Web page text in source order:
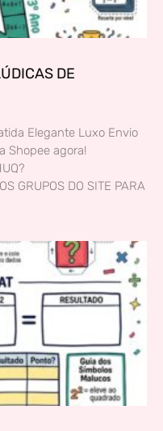
DE
Elegante Luxo Envio
Shopee agora!
GRUPOS DO SITE PARA